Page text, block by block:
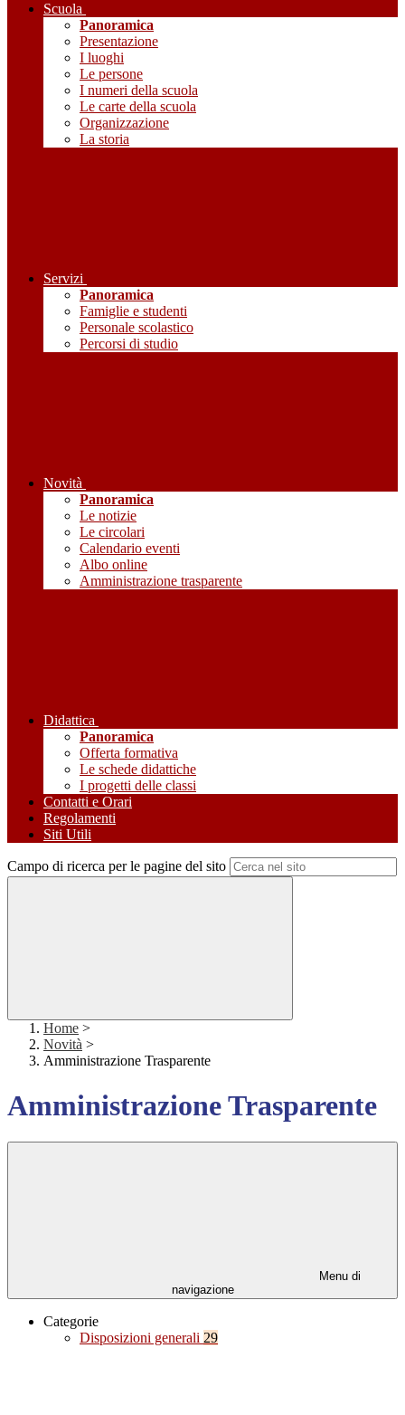
Scuola
Panoramica
Presentazione
I luoghi
Le persone
I numeri della scuola
Le carte della scuola
Organizzazione
La storia
Servizi
Panoramica
Famiglie e studenti
Personale scolastico
Percorsi di studio
Novità
Panoramica
Le notizie
Le circolari
Calendario eventi
Albo online
Amministrazione trasparente
Didattica
Panoramica
Offerta formativa
Le schede didattiche
I progetti delle classi
Contatti e Orari
Regolamenti
Siti Utili
Campo di ricerca per le pagine del sito
Home >
Novità >
Amministrazione Trasparente
Amministrazione Trasparente
Menu di
navigazione
Categorie
Disposizioni generali 29